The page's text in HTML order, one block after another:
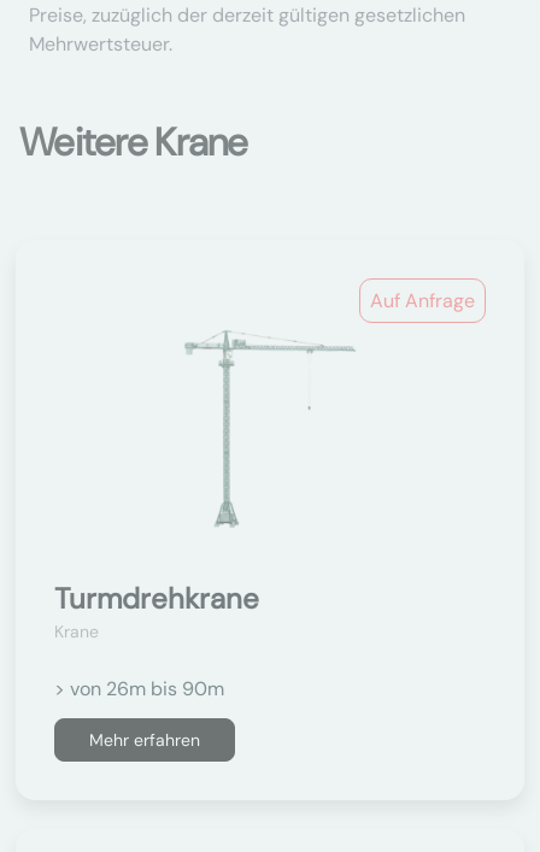
Preise, zuzüglich der derzeit gültigen gesetzlichen
Mehrwertsteuer.
Weitere Krane
Auf Anfrage
Turmdrehkrane
Krane
> von 26m bis 90m
Mehr erfahren